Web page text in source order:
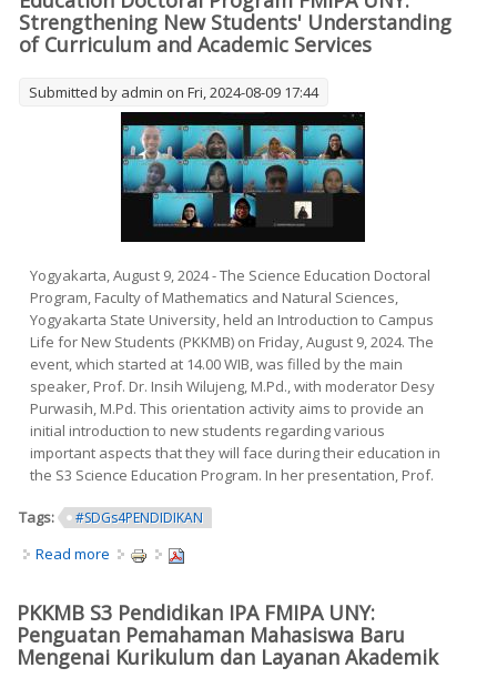
Strengthening New Students' Understanding
of Curriculum and Academic Services
Submitted by admin on Fri, 2024-08-09 17:44
Yogyakarta, August 9, 2024 - The Science Education Doctoral
Program, Faculty of Mathematics and Natural Sciences,
Yogyakarta State University, held an Introduction to Campus
Life for New Students (PKKMB) on Friday, August 9, 2024. The
event, which started at 14.00 WIB, was filled by the main
speaker, Prof. Dr. Insih Wilujeng, M.Pd., with moderator Desy
Purwasih, M.Pd. This orientation activity aims to provide an
initial introduction to new students regarding various
important aspects that they will face during their education in
the S3 Science Education Program. In her presentation, Prof.
Tags: #SDGs4PENDIDIKAN
Read more about Orientation of New Students of Science Education
Services
PKKMB S3 Pendidikan IPA FMIPA UNY:
Penguatan Pemahaman Mahasiswa Baru
Mengenai Kurikulum dan Layanan Akademik